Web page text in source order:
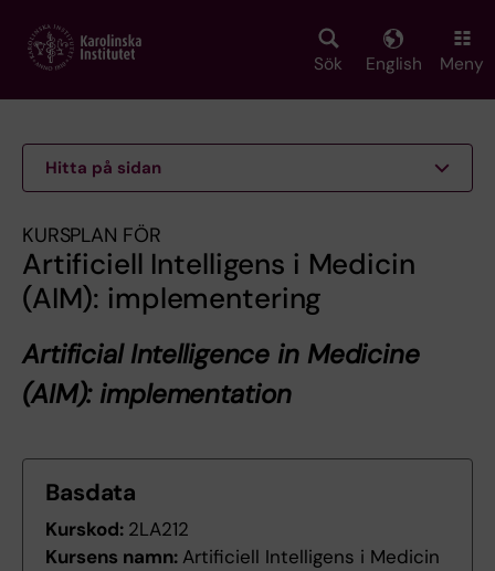
main
Sök English Meny
Hitta på sidan
KURSPLAN FÖR
Artificiell Intelligens i Medicin
(AIM): implementering
Artificial Intelligence in Medicine
(AIM): implementation
Basdata
Kurskod: 2LA212
Kursens namn: Artificiell Intelligens i Medicin